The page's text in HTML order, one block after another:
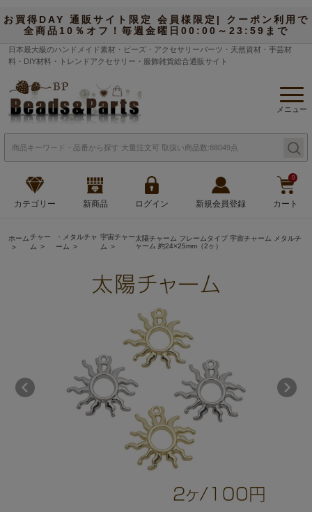
お買得DAY 通販サイト限定 会員様限定| クーポン利用で
全商品10％オフ！毎週金曜日00:00～23:59まで
日本最大級のハンドメイド素材・ビーズ・アクセサリーパーツ・天然資材・手芸材
料・DIY材料・トレンドアクセサリー・服飾雑貨総合通販サイト
メニュー
カテゴリー 新商品 ログイン 新規会員登録
0
カート
ホームチャー
ム
・メタルチャ
ーム
宇宙チャー
ム
太陽チャーム フレームタイプ 宇宙チャーム メタルチ
ャーム 約24×25mm（2ヶ）